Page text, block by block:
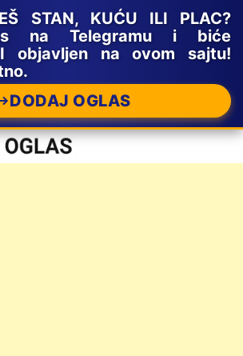
STAN, KUĆU ILI PLAC?
na Telegramu i biće
objavljen na ovom sajtu!
DODAJ OGLAS